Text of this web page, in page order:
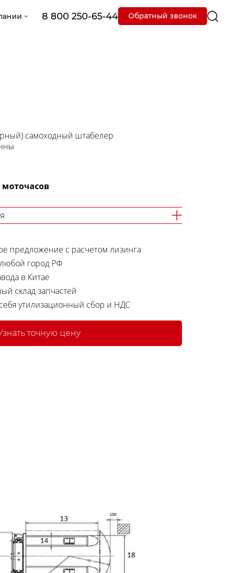
8 800 250-65-44 Обратный звонок
самоходный штабелер
моточасов
предложение с расчетом лизинга
любой город РФ
в Китае
склад запчастей
утилизационный сбор и НДС
точную цену